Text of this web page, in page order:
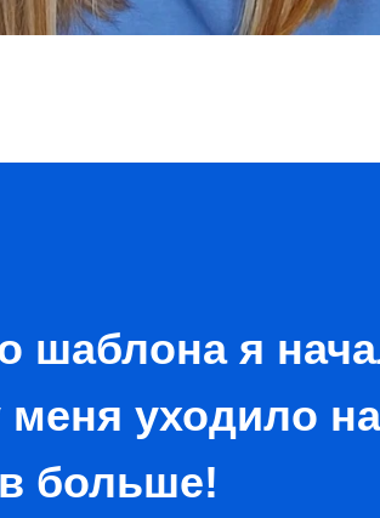
шаблона я
уходило
больше!